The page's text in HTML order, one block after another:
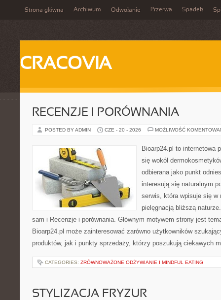
Strona główna Archiwum Odwołanie Przerwa Spadek
CRACOVIA
RECENZJE I PORÓWNANIA
POSTED BY ADMIN CZE - 20 - 2026 MOŻLIWOŚĆ
Bioarp24.pl to internetowa
się wokół
odbierana jako punkt
interesują się naturalnym
serwis, która wpisuje się w
pielęgnacją bliższą
sam i Recenzje i porównania. Głównym motywem strony jest
Bioarp24.pl może zainteresować zarówno użytkowników
produktów, jak i punkty sprzedaży, którzy poszukują ciekawych
CATEGORIES: ZRÓWNOWAŻONE ODŻYWIANIE I MINDFUL EATING
STYLIZACJA FRYZUR